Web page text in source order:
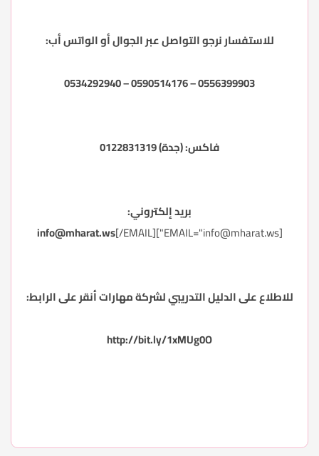
للاستفسار نرجو التواصل عبر الجوال أو الواتس أب:
0556399903 – 0590514176 – 0534292940
فاكس: (جدة) 0122831319
بريد إلكتروني:
[EMAIL="
info@mharat.ws
"]
info@mharat.ws[/EMAIL]
للاطلاع على الدليل التدريبي لشركة مهارات أنقر على الرابط:
http://bit.ly/1xMUg0O